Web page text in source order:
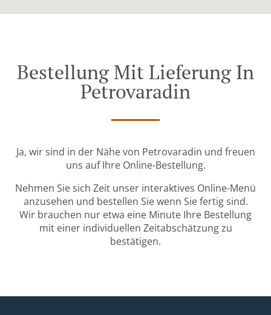
Bestellung Mit Lieferung In
Petrovaradin
Ja, wir sind in der Nähe von Petrovaradin und freuen
uns auf Ihre Online-Bestellung.
Nehmen Sie sich Zeit unser interaktives Online-Menü
anzusehen und bestellen Sie wenn Sie fertig sind.
Wir brauchen nur etwa eine Minute Ihre Bestellung
mit einer individuellen Zeitabschätzung zu
bestätigen.